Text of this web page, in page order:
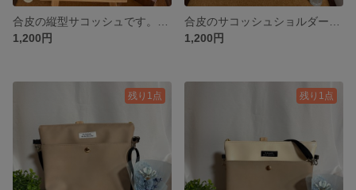
1,200円
1,200円
残り1点 残り1点